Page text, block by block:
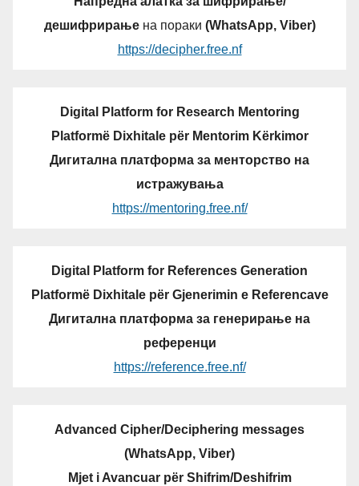
дешифрирањена пораки (WhatsApp, Viber)
https://decipher.free.nf
Digital Platform for Research Mentoring
Platformë Dixhitale për Mentorim Kërkimor
Дигитална платформа за менторство на
истражувања
https://mentoring.free.nf/
Digital Platform for References Generation
Platformë Dixhitale për Gjenerimin e Referencave
Дигитална платформа за генерирање на
референци
https://reference.free.nf/
Advanced Cipher/Deciphering messages
(WhatsApp, Viber)
Mjet i Avancuar për Shifrim/Deshifrim